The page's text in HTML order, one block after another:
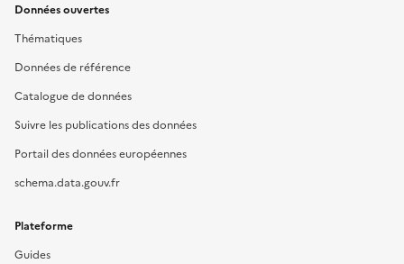
Données ouvertes
Thématiques
Données de référence
Catalogue de données
Suivre les publications des données
Portail des données européennes
schema.data.gouv.fr
Plateforme
Guides